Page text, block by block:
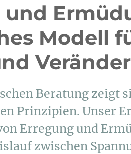
Modell
Beratung zeigt
Prinzipien. Unser
Erregung und
zwischen